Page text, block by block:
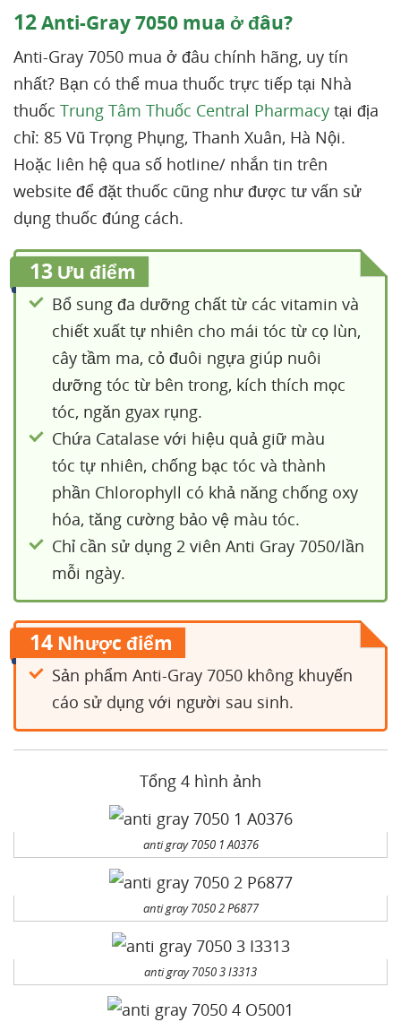
12Anti-Gray 7050 mua ở đâu?
Anti-Gray 7050 mua ở đâu chính hãng, uy tín
nhất? Bạn có thể mua thuốc trực tiếp tại Nhà
thuốc Trung Tâm Thuốc Central Pharmacy tại địa
chỉ: 85 Vũ Trọng Phụng, Thanh Xuân, Hà Nội.
Hoặc liên hệ qua số hotline/ nhắn tin trên
website để đặt thuốc cũng như được tư vấn sử
dụng thuốc đúng cách.
13 Ưu điểm
Bổ sung đa dưỡng chất từ các vitamin và
chiết xuất tự nhiên cho mái tóc từ cọ lùn,
cây tầm ma, cỏ đuôi ngựa giúp nuôi
dưỡng tóc từ bên trong, kích thích mọc
tóc, ngăn gyax rụng.
Chứa Catalase với hiệu quả giữ màu
tóc tự nhiên, chống bạc tóc và thành
phần Chlorophyll có khả năng chống oxy
hóa, tăng cường bảo vệ màu tóc.
Chỉ cần sử dụng 2 viên Anti Gray 7050/lần
mỗi ngày.
14 Nhược điểm
Sản phẩm Anti-Gray 7050 không khuyến
cáo sử dụng với người sau sinh.
Tổng 4 hình ảnh
anti gray 7050 1 A0376
anti gray 7050 2 P6877
anti gray 7050 3 I3313